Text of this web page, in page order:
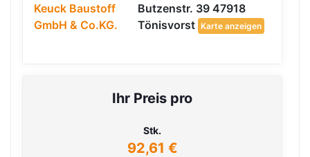
Keuck Baustoff
GmbH & Co.KG.
Butzenstr. 39 47918
Tönisvorst Karte anzeigen
Ihr Preis pro
Stk.
92,61 €